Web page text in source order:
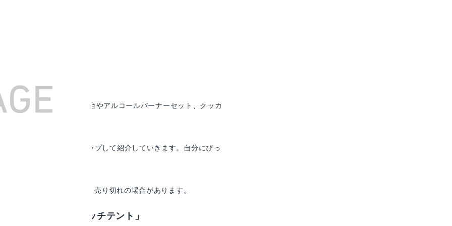
ール祭り最終日！焚き火台やアルコールバーナーセット、クッカ
い得アイテムをピックアップして紹介していきます。自分にぴっ
成しています。価格変更、売り切れの場合があります。
スピーク「ワンタッチテント」